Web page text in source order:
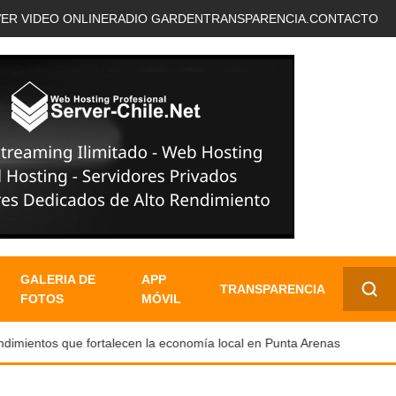
VIDEO ONLINERADIO GARDENTRANSPARENCIA. CONTACTO
GALERIA DE
FOTOS
APP
MÓVIL
TRANSPARENCIA
que fortalecen la economía local en Punta Arenas